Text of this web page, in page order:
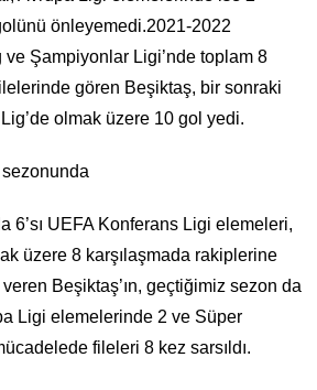
önleyemedi.2021-2022
Şampiyonlar Ligi’nde toplam 8
gören Beşiktaş, bir sonraki
olmak üzere 10 gol yedi.
6’sı UEFA Konferans Ligi elemeleri,
üzere 8 karşılaşmada rakiplerine
Beşiktaş’ın, geçtiğimiz sezon da
Ligi elemelerinde 2 ve Süper
fileleri 8 kez sarsıldı.